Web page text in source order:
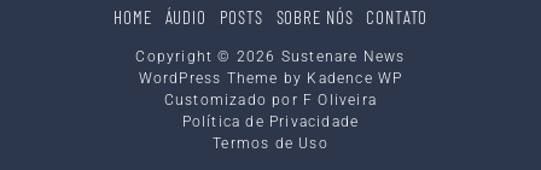
HOME ÁUDIO POSTS SOBRE NÓS CONTATO
Copyright © 2026 Sustenare News
WordPress Theme by Kadence WP
Customizado por F Oliveira
Política de Privacidade
Termos de Uso